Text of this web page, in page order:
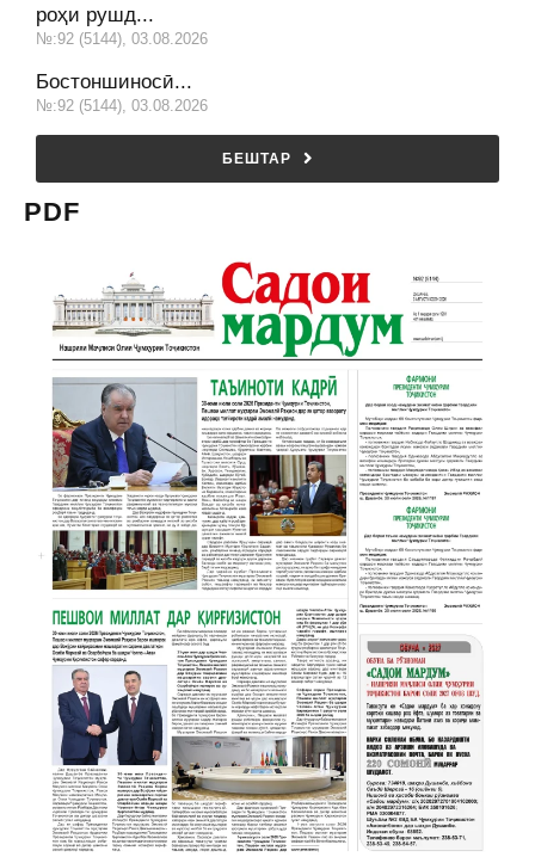
роҳи рушд...
№:92 (5144), 03.08.2026
Бостоншиносӣ...
№:92 (5144), 03.08.2026
БЕШТАР
PDF